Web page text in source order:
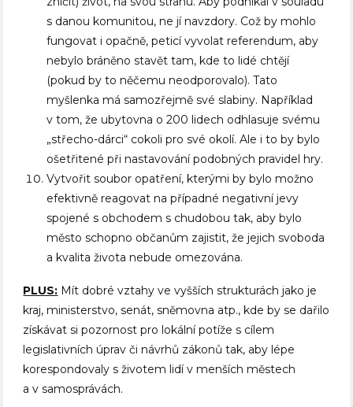
s danou komunitou, ne jí navzdory. Což by mohlo
fungovat i opačně, peticí vyvolat referendum, aby
nebylo bráněno stavět tam, kde to lidé chtějí
(pokud by to něčemu neodporovalo). Tato
myšlenka má samozřejmě své slabiny. Například
v tom, že ubytovna o 200 lidech odhlasuje svému
„střecho-dárci“ cokoli pro své okolí. Ale i to by bylo
ošetřitené při nastavování podobných pravidel hry.
Vytvořit soubor opatření, kterými by bylo možno
efektivně reagovat na případné negativní jevy
spojené s obchodem s chudobou tak, aby bylo
město schopno občanům zajistit, že jejich svoboda
a kvalita života nebude omezována.
PLUS: Mít dobré vztahy ve vyšších strukturách jako je
kraj, ministerstvo, senát, sněmovna atp., kde by se dařilo
získávat si pozornost pro lokální potíže s cílem
legislativních úprav či návrhů zákonů tak, aby lépe
korespondovaly s životem lidí v menších městech
a v samosprávách.